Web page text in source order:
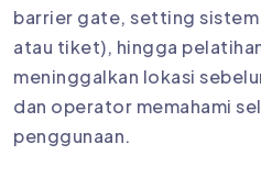
barrier gate, setting sistem
atau tiket), hingga
meninggalkan lokasi
dan operator memahami
penggunaan.